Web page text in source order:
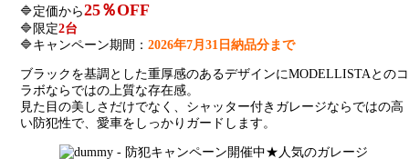
🔷定価から25％OFF
🔷限定2台
🔷キャンペーン期間： 2026年7月31日納品分まで
ブラックを基調とした重厚感のあるデザインにMODELLISTAとのコ
ラボならではの上質な存在感。
見た目の美しさだけでなく、シャッター付きガレージならではの高
い防犯性で、愛車をしっかりガードします。